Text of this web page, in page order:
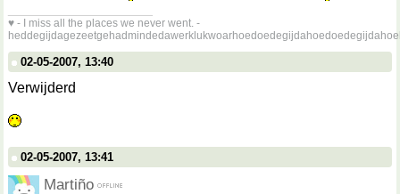
♥ - I miss all the places we never went. -
02-05-2007, 13:40
Verwijderd
02-05-2007, 13:41
Martiño